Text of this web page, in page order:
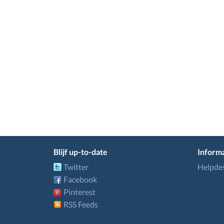
Blijf up-to-date
Twitter
Facebook
Pinterest
RSS Feeds